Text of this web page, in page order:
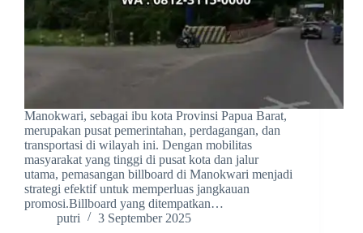
Manokwari, sebagai ibu kota Provinsi Papua Barat,
merupakan pusat pemerintahan, perdagangan, dan
transportasi di wilayah ini. Dengan mobilitas
masyarakat yang tinggi di pusat kota dan jalur
utama, pemasangan billboard di Manokwari menjadi
strategi efektif untuk memperluas jangkauan
promosi.Billboard yang ditempatkan…
putri
3 September 2025